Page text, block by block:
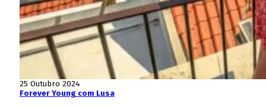
25 Outubro 2024
Forever Young com Lusa